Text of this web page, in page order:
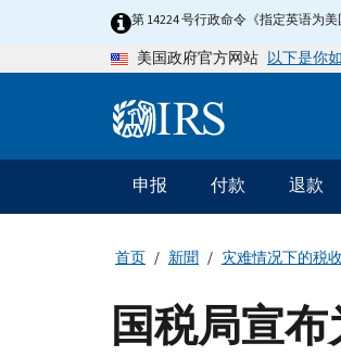
第 14224 号行政命令《指定英语为
美国政府官方网站 以下是你
Information
主
要
导
申报 付款 退款
首页 新聞 灾难情况下的税
国税局宣